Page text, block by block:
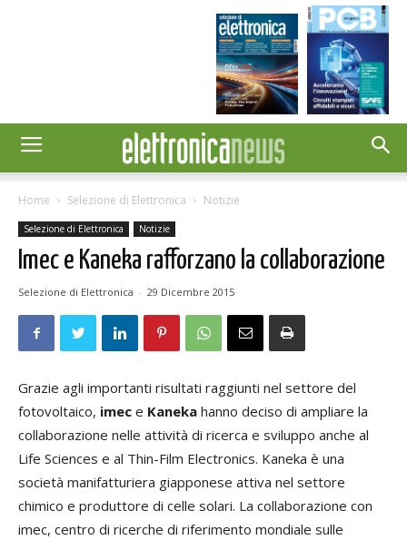
Home Selezione di Elettronica Notizie
Selezione di Elettronica Notizie
Imec e Kaneka rafforzano la collaborazione
Selezione di Elettronica - 29 Dicembre 2015
Grazie agli importanti risultati raggiunti nel settore del
fotovoltaico, imec e Kaneka hanno deciso di ampliare la
collaborazione nelle attività di ricerca e sviluppo anche al
Life Sciences e al Thin-Film Electronics. Kaneka è una
società manifatturiera giapponese attiva nel settore
chimico e produttore di celle solari. La collaborazione con
imec, centro di ricerche di riferimento mondiale sulle